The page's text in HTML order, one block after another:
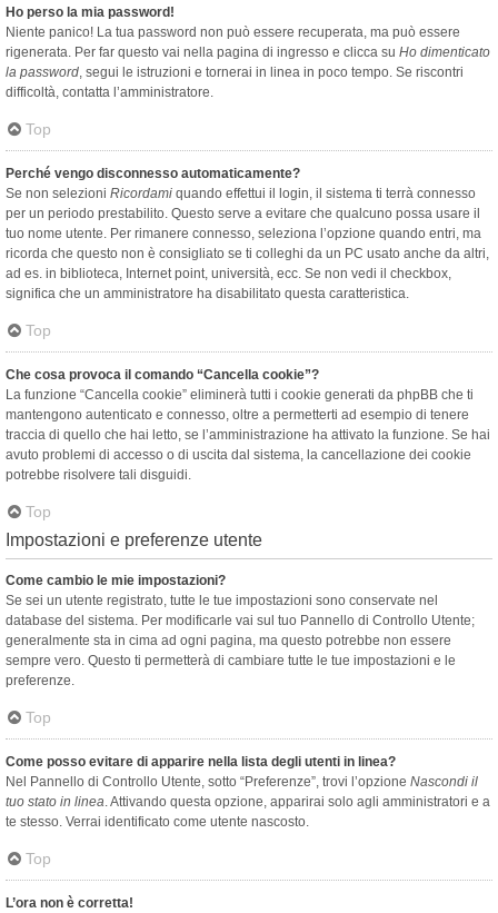
Ho perso la mia password!
Niente panico! La tua password non può essere recuperata, ma può essere
rigenerata. Per far questo vai nella pagina di ingresso e clicca su Ho dimenticato
la password, segui le istruzioni e tornerai in linea in poco tempo. Se riscontri
difficoltà, contatta l’amministratore.
Top
Perché vengo disconnesso automaticamente?
Se non selezioni Ricordami quando effettui il login, il sistema ti terrà connesso
per un periodo prestabilito. Questo serve a evitare che qualcuno possa usare il
tuo nome utente. Per rimanere connesso, seleziona l’opzione quando entri, ma
ricorda che questo non è consigliato se ti colleghi da un PC usato anche da altri,
ad es. in biblioteca, Internet point, università, ecc. Se non vedi il checkbox,
significa che un amministratore ha disabilitato questa caratteristica.
Top
Che cosa provoca il comando “Cancella cookie”?
La funzione “Cancella cookie” eliminerà tutti i cookie generati da phpBB che ti
mantengono autenticato e connesso, oltre a permetterti ad esempio di tenere
traccia di quello che hai letto, se l’amministrazione ha attivato la funzione. Se hai
avuto problemi di accesso o di uscita dal sistema, la cancellazione dei cookie
potrebbe risolvere tali disguidi.
Top
Impostazioni e preferenze utente
Come cambio le mie impostazioni?
Se sei un utente registrato, tutte le tue impostazioni sono conservate nel
database del sistema. Per modificarle vai sul tuo Pannello di Controllo Utente;
generalmente sta in cima ad ogni pagina, ma questo potrebbe non essere
sempre vero. Questo ti permetterà di cambiare tutte le tue impostazioni e le
preferenze.
Top
Come posso evitare di apparire nella lista degli utenti in linea?
Nel Pannello di Controllo Utente, sotto “Preferenze”, trovi l’opzione Nascondi il
tuo stato in linea. Attivando questa opzione, apparirai solo agli amministratori e a
te stesso. Verrai identificato come utente nascosto.
Top
L’ora non è corretta!